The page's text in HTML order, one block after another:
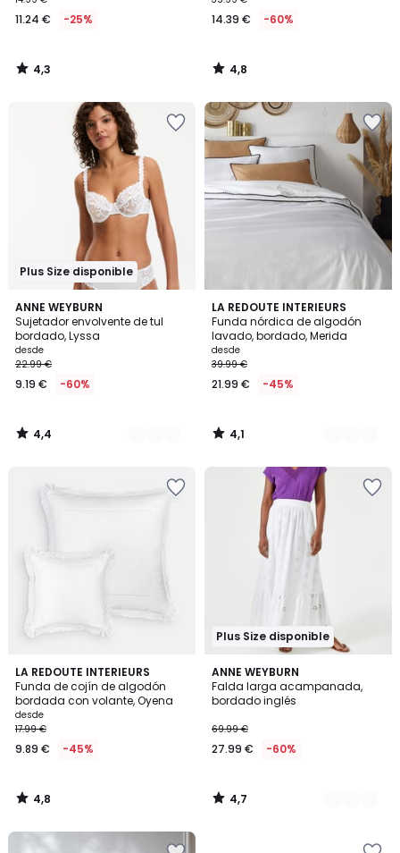
11.24 € -25%
4,3
/
14.39 € -60%
4,8
/
Plus Size disponible
ANNE WEYBURN
Sujetador envolvente de tul
bordado, Lyssa
desde
22.99 €
9.19 € -60%
4,4
/ 5
5
Colores
4,4
/
LA REDOUTE INTERIEURS
Funda nórdica de algodón
lavado, bordado, Merida
desde
39.99 €
21.99 € -45%
4,1
/ 5
3
Colores
4,1
/
LA REDOUTE INTERIEURS
Funda de cojín de algodón
bordada con volante, Oyena
desde
17.99 €
9.89 € -45%
4,8
/ 5
4,8
/
Plus Size disponible
ANNE WEYBURN
Falda larga acampanada,
bordado inglés
69.99 €
27.99 € -60%
4,7
/ 5
2
Colores
4,7
/